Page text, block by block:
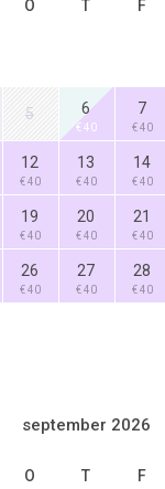
O T F
5 6
€ 40
7
€ 40
12
€ 40
13
€ 40
14
€ 40
19
€ 40
20
€ 40
21
€ 40
26
€ 40
27
€ 40
28
€ 40
september 2026
O T F